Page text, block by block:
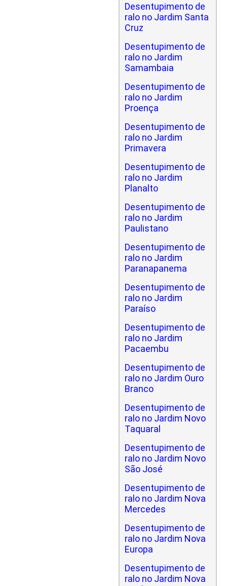
Desentupimento de
ralo no Jardim Santa
Cruz
Desentupimento de
ralo no Jardim
Samambaia
Desentupimento de
ralo no Jardim
Proença
Desentupimento de
ralo no Jardim
Primavera
Desentupimento de
ralo no Jardim
Planalto
Desentupimento de
ralo no Jardim
Paulistano
Desentupimento de
ralo no Jardim
Paranapanema
Desentupimento de
ralo no Jardim
Paraíso
Desentupimento de
ralo no Jardim
Pacaembu
Desentupimento de
ralo no Jardim Ouro
Branco
Desentupimento de
ralo no Jardim Novo
Taquaral
Desentupimento de
ralo no Jardim Novo
São José
Desentupimento de
ralo no Jardim Nova
Mercedes
Desentupimento de
ralo no Jardim Nova
Europa
Desentupimento de
ralo no Jardim Nova